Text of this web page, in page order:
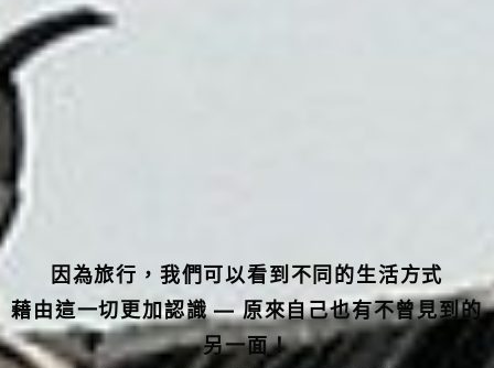
藉由這一切更加認識 — 原來自己也有不曾見到的
另一面！
就讓我們為您安排最美好的假期